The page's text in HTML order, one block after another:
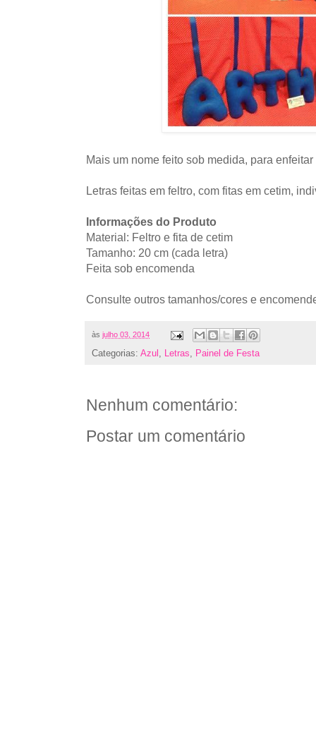
Mais um nome feito sob medida, para
Letras feitas em feltro, com fitas em cetim,
Informações do Produto
Material: Feltro e fita de cetim
Tamanho: 20 cm (cada letra)
Feita sob encomenda
Consulte outros tamanhos/cores e
às julho 03, 2014
Categorias: Azul , Letras, Painel de Festa
Nenhum comentário:
Postar um comentário